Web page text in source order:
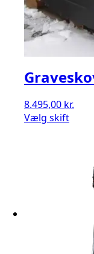
8.495,00 kr.
Vælg skift